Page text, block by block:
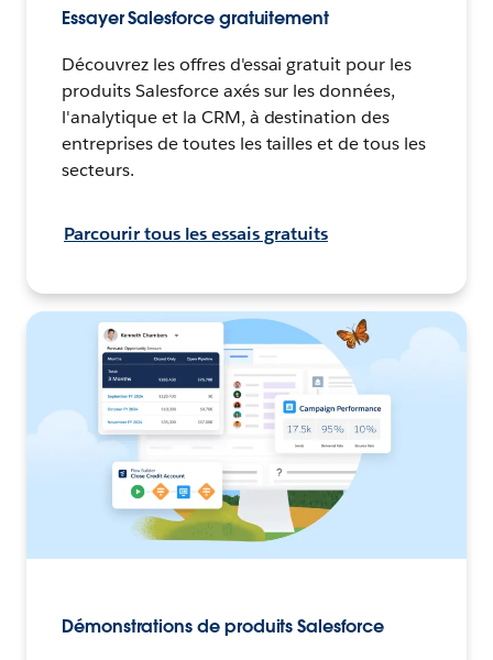
Essayer Salesforce gratuitement
Découvrez les offres d'essai gratuit pour les
produits Salesforce axés sur les données,
l'analytique et la CRM, à destination des
entreprises de toutes les tailles et de tous les
secteurs.
Parcourir tous les essais gratuits
Démonstrations de produits Salesforce